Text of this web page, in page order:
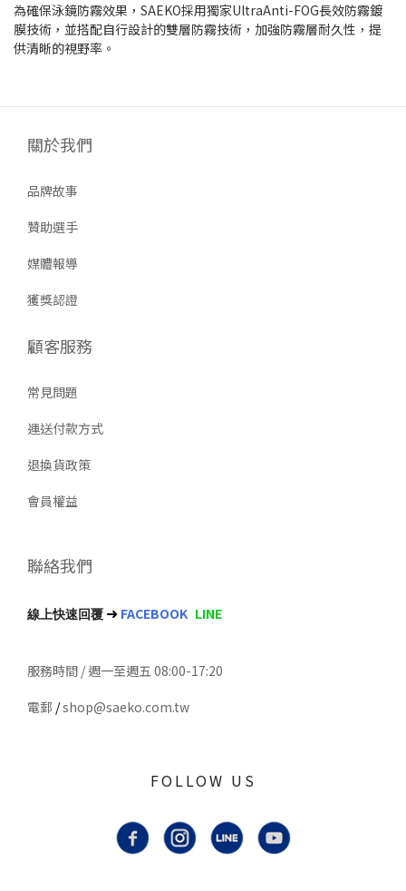
為確保泳鏡防霧效果，SAEKO採用獨家UltraAnti-FOG長效防霧鍍
膜技術，並搭配自行設計的雙層防霧技術，加強防霧層耐久性，提
供清晰的視野率。
關於我們
品牌故事
贊助選手
媒體報導
獲獎認證
顧客服務
常見問題
運送付款方式
退換貨政策
會員權益
聯絡我們
線上快速回覆 ➜ FACEBOOK LINE
服務時間 / 週一至週五 08:00-17:20
電郵 /shop@saeko.com.tw
FOLLOW US